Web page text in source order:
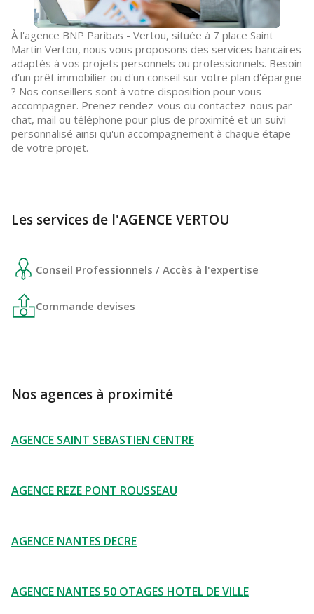
À l'agence BNP Paribas - Vertou, située à 7 place Saint
Martin Vertou, nous vous proposons des services bancaires
adaptés à vos projets personnels ou professionnels. Besoin
d'un prêt immobilier ou d'un conseil sur votre plan d'épargne
? Nos conseillers sont à votre disposition pour vous
accompagner. Prenez rendez-vous ou contactez-nous par
chat, mail ou téléphone pour plus de proximité et un suivi
personnalisé ainsi qu'un accompagnement à chaque étape
de votre projet.
Les services de l'AGENCE VERTOU
Conseil Professionnels / Accès à l'expertise
Commande devises
Nos agences à proximité
AGENCE SAINT SEBASTIEN CENTRE
AGENCE REZE PONT ROUSSEAU
AGENCE NANTES DECRE
AGENCE NANTES 50 OTAGES HOTEL DE VILLE